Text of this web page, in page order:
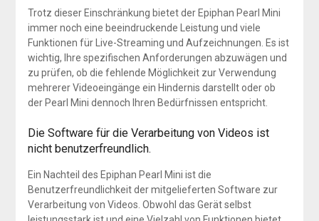
Trotz dieser Einschränkung bietet der Epiphan Pearl Mini
immer noch eine beeindruckende Leistung und viele
Funktionen für Live-Streaming und Aufzeichnungen. Es ist
wichtig, Ihre spezifischen Anforderungen abzuwägen und
zu prüfen, ob die fehlende Möglichkeit zur Verwendung
mehrerer Videoeingänge ein Hindernis darstellt oder ob
der Pearl Mini dennoch Ihren Bedürfnissen entspricht.
Die Software für die Verarbeitung von Videos ist
nicht benutzerfreundlich.
Ein Nachteil des Epiphan Pearl Mini ist die
Benutzerfreundlichkeit der mitgelieferten Software zur
Verarbeitung von Videos. Obwohl das Gerät selbst